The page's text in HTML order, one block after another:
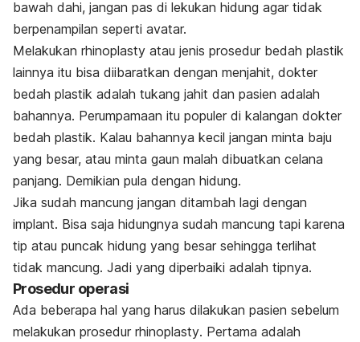
bawah dahi, jangan pas di lekukan hidung agar tidak
berpenampilan seperti avatar.
Melakukan rhinoplasty atau jenis prosedur bedah plastik
lainnya itu bisa diibaratkan dengan menjahit, dokter
bedah plastik adalah tukang jahit dan pasien adalah
bahannya. Perumpamaan itu populer di kalangan dokter
bedah plastik. Kalau bahannya kecil jangan minta baju
yang besar, atau minta gaun malah dibuatkan celana
panjang. Demikian pula dengan hidung.
Jika sudah mancung jangan ditambah lagi dengan
implant. Bisa saja hidungnya sudah mancung tapi karena
tip atau puncak hidung yang besar sehingga terlihat
tidak mancung. Jadi yang diperbaiki adalah tipnya.
Prosedur operasi
Ada beberapa hal yang harus dilakukan pasien sebelum
melakukan prosedur rhinoplasty. Pertama adalah